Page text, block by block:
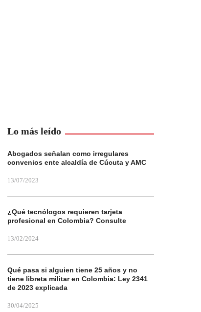
Lo más leído
Abogados señalan como irregulares
convenios ente alcaldía de Cúcuta y AMC
13/07/2023
¿Qué tecnólogos requieren tarjeta
profesional en Colombia? Consulte
13/02/2024
Qué pasa si alguien tiene 25 años y no
tiene libreta militar en Colombia: Ley 2341
de 2023 explicada
30/04/2025